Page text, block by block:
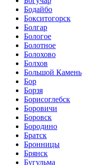
Бодайбо
Бокситогорск
Болгар
Бологое
Болотное
Болохово
Болхов
Большой Камень
Бор
Борзя
Борисоглебск
Боровичи
Боровск
Бородино
Братск
Бронницы
Брянск
Бугульма